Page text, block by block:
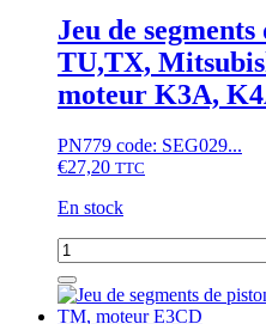
de
pistons
Iseki
TX,
moteur
Jeu de
TU,TX,
moteur K3A,
PN779 code: SEG029...
€27,20 TTC
En stock
quantité
de
Jeu
de